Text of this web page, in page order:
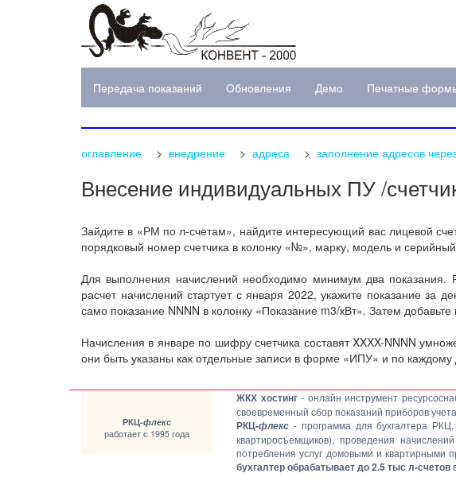
Передача показаний Обновления Демо Печатные
оглавление > внедрение > адреса > заполнение адресов
Внесение индивидуальных ПУ /
Зайдите в «РМ по л-счетам», найдите интересующий вас лицевой
порядковый номер счетчика в колонку «№», марку, модель и
Для выполнения начислений необходимо минимум два показания.
расчет начислений стартует с января 2022, укажите показание за
само показание NNNN в колонку «Показание m3/кВт». Затем
Начисления в январе по шифру счетчика составят XXXX-NNNN
они быть указаны как отдельные записи в форме «ИПУ» и по каждому
РКЦ-флекс
работает с 1995 года
ЖКХ хостинг- онлайн инструмент
своевременный сбор показаний приборов
РКЦ-флекс - программа для бухгалтера
квартиросъемщиков), проведения
потребления услуг домовыми и
бухгалтер обрабатывает до 2.5 тыс л-счетов